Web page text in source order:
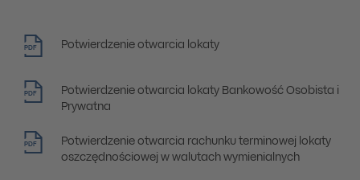
PDF Potwierdzenie otwarcia lokaty
PDF
Potwierdzenie otwarcia lokaty Bankowość Osobista i
Prywatna
PDF
Potwierdzenie otwarcia rachunku terminowej lokaty
oszczędnościowej w walutach wymienialnych